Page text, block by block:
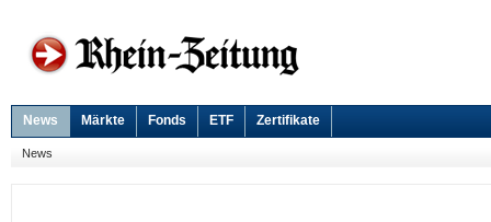
News Märkte Fonds ETF Zertifikate
News